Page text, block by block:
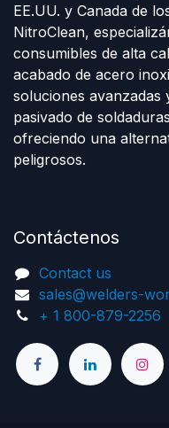
EE.UU. y Canada de
NitroClean,
consumibles de alta
acabado de acero
soluciones avanzadas
pasivado de
ofreciendo una
peligrosos.
Contáctenos
Contact us
sales@welders-
+ 1 800-879-2256